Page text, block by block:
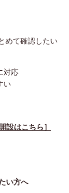
めて確認したい
対応
い
設はこちら］
い方へ